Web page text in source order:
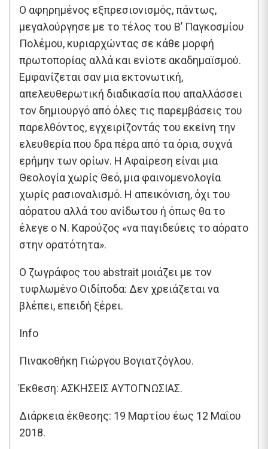
Ο αφηρημένος εξπρεσιονισμός, πάντως,
μεγαλούργησε με το τέλος του Β’ Παγκοσμίου
Πολέμου, κυριαρχώντας σε κάθε μορφή
πρωτοπορίας αλλά και ενίοτε ακαδημαϊσμού.
Εμφανίζεται σαν μια εκτονωτική,
απελευθερωτική διαδικασία που απαλλάσσει
τον δημιουργό από όλες τις παρεμβάσεις του
παρελθόντος, εγχειρίζοντάς του εκείνη την
ελευθερία που δρα πέρα από τα όρια, συχνά
ερήμην των ορίων. Η Αφαίρεση είναι μια
Θεολογία χωρίς Θεό, μια φαινομενολογία
χωρίς ρασιοναλισμό. Η απεικόνιση, όχι του
αόρατου αλλά του ανίδωτου ή όπως θα το
έλεγε ο Ν. Καρούζος «να παγιδεύεις το αόρατο
στην ορατότητα».
Ο ζωγράφος του abstrait μοιάζει με τον
τυφλωμένο Οιδίποδα: Δεν χρειάζεται να
βλέπει, επειδή ξέρει.
Info
Πινακοθήκη Γιώργου Βογιατζόγλου.
Έκθεση: ΑΣΚΗΣΕΙΣ ΑΥΤΟΓΝΩΣΙΑΣ.
Διάρκεια έκθεσης: 19 Μαρτίου έως 12 Μαΐου
2018.